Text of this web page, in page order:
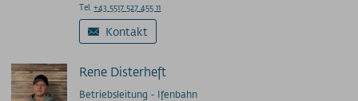
Tel.+43 5517 527 455 11
Kontakt
Rene Disterheft
Betriebsleitung - Ifenbahn